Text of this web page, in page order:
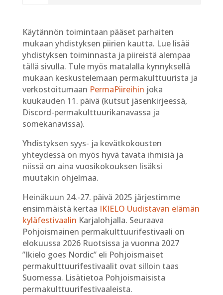
Käytännön toimintaan pääset parhaiten
mukaan yhdistyksen piirien kautta. Lue lisää
yhdistyksen toiminnasta ja piireistä alempaa
tällä sivulla. Tule myös matalalla kynnyksellä
mukaan keskustelemaan permakulttuurista ja
verkostoitumaan PermaPiireihin joka
kuukauden 11. päivä (kutsut jäsenkirjeessä,
Discord-permakulttuurikanavassa ja
somekanavissa).
Yhdistyksen syys- ja kevätkokousten
yhteydessä on myös hyvä tavata ihmisiä ja
niissä on aina vuosikokouksen lisäksi
muutakin ohjelmaa.
Heinäkuun 24.-27. päivä 2025 järjestimme
ensimmäistä kertaa IKIELO Uudistavan elämän
kyläfestivaalin Karjalohjalla. Seuraava
Pohjoismainen permakulttuurifestivaali on
elokuussa 2026 Ruotsissa ja vuonna 2027
”Ikielo goes Nordic” eli Pohjoismaiset
permakulttuurifestivaalit ovat silloin taas
Suomessa. Lisätietoa Pohjoismaisista
permakulttuurifestivaaleista.